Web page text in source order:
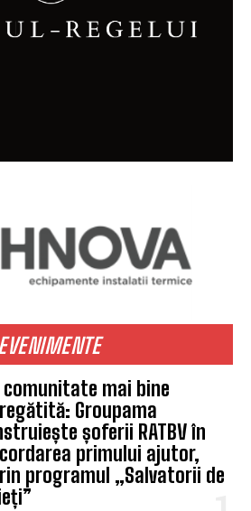
comunitate mai bine
Groupama
șoferii RATBV în
primului ajutor,
programul „Salvatorii de